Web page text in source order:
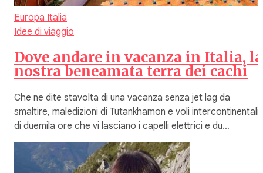
Europa Italia
Idee di viaggio
Dove andare in vacanza in Italia, la
nostra beneamata terra dei cachi
Che ne dite stavolta di una vacanza senza jet lag da
smaltire, maledizioni di Tutankhamon e voli intercontinentali
di duemila ore che vi lasciano i capelli elettrici e du…